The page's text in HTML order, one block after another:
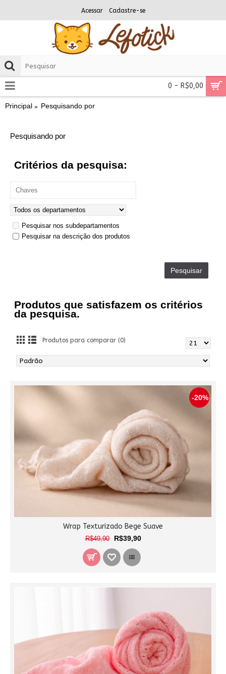
Acessar Cadastre-se
0 - R$0,00
Principal Pesquisando por
Pesquisando por
Critérios da pesquisa:
Pesquisar nos subdepartamentos
Pesquisar na descrição dos produtos
Produtos que satisfazem os critérios
da pesquisa.
Produtos para comparar (0)
-20%
Wrap Texturizado Bege Suave
R$49,90 R$39,90